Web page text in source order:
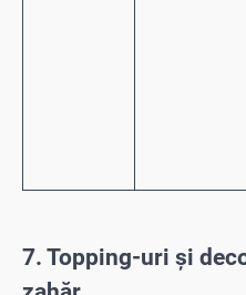
7. Topping-uri și